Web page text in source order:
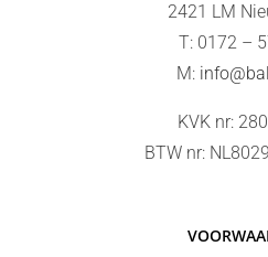
2421 LM
T: 0172 –
M:
KVK nr:
BTW nr: